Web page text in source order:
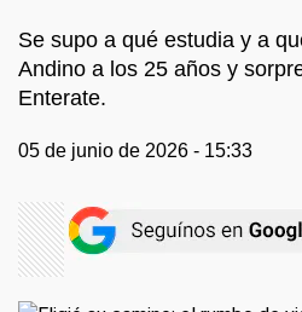
Se supo a qué estudia y a
Andino a los 25 años y
Enterate.
05 de junio de 2026 - 15:33